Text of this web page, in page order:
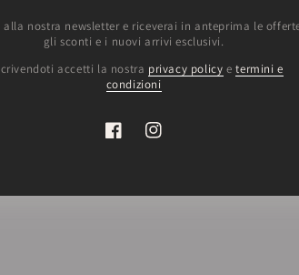
di
TESSIL CASA CANAZEI TN
alla nostra newsletter e riceverai in anteprima le
gli sconti e i nuovi arrivi esclusivi.
accetti la nostra privacy policy etermini e
condizioni
FacebookInstagram